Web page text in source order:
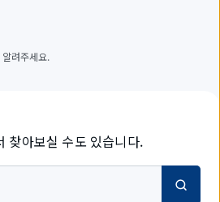
려주세요.
찾아보실 수도 있습니다.